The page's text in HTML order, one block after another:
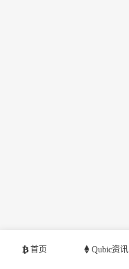
首页 Qubic资讯